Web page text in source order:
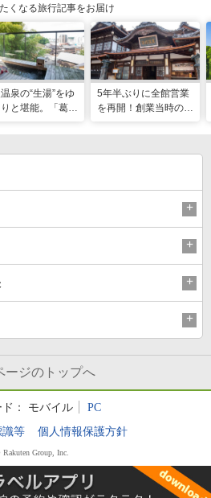
くなる旅行記事をお届け
泉の“生湯”をゆ
りと堪能。「葛城
5年半ぶりに全館営業
を再開！創業当時の風
を楽しむ
ージのトップへ
： モバイル
PC
識等
個人情報保護方針
Group, Inc.